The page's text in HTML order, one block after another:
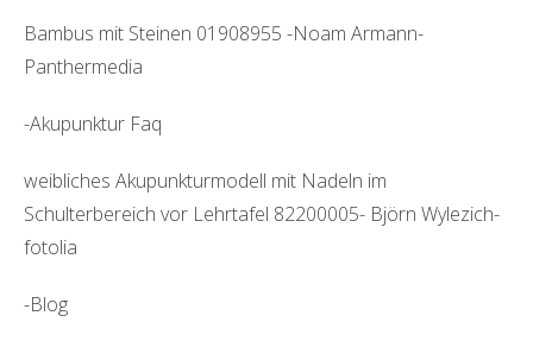
Bambus mit Steinen 01908955 -Noam Armann-
Panthermedia
-Akupunktur Faq
weibliches Akupunkturmodell mit Nadeln im
Schulterbereich vor Lehrtafel 82200005- Björn Wylezich-
fotolia
-Blog